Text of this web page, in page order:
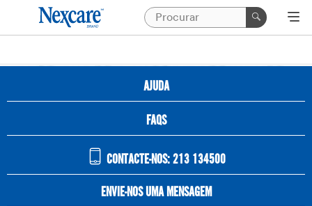
AJUDA
FAQS
CONTACTE-NOS: 213 134500
ENVIE-NOS UMA MENSAGEM